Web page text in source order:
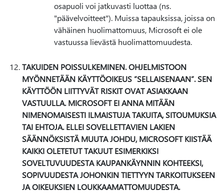
osapuoli voi jatkuvasti luottaa (ns.
"päävelvoitteet"). Muissa tapauksissa, joissa on
vähäinen huolimattomuus, Microsoft ei ole
vastuussa lievästä huolimattomuudesta.
TAKUIDEN POISSULKEMINEN. OHJELMISTOON
MYÖNNETÄÄN KÄYTTÖOIKEUS ”SELLAISENAAN”. SEN
KÄYTTÖÖN LIITTYVÄT RISKIT OVAT ASIAKKAAN
VASTUULLA. MICROSOFT EI ANNA MITÄÄN
NIMENOMAISESTI ILMAISTUJA TAKUITA, SITOUMUKSIA
TAI EHTOJA. ELLEI SOVELLETTAVIEN LAKIEN
SÄÄNNÖKSISTÄ MUUTA JOHDU, MICROSOFT KIISTÄÄ
KAIKKI OLETETUT TAKUUT ESIMERKIKSI
SOVELTUVUUDESTA KAUPANKÄYNNIN KOHTEEKSI,
SOPIVUUDESTA JOHONKIN TIETTYYN TARKOITUKSEEN
JA OIKEUKSIEN LOUKKAAMATTOMUUDESTA.